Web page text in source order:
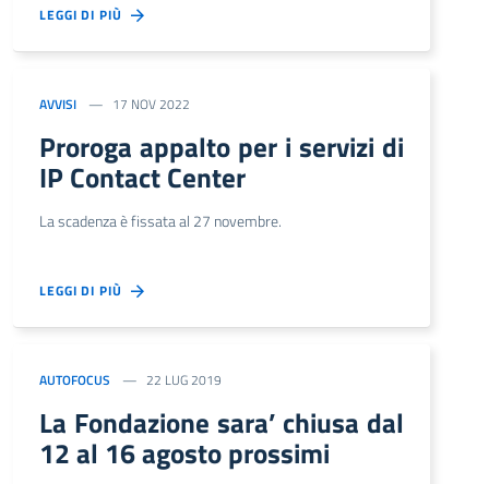
LEGGI DI PIÙ
AVVISI 17 NOV 2022
Proroga appalto per i servizi di
IP Contact Center
La scadenza è fissata al 27 novembre.
LEGGI DI PIÙ
AUTOFOCUS 22 LUG 2019
La Fondazione sara’ chiusa dal
12 al 16 agosto prossimi